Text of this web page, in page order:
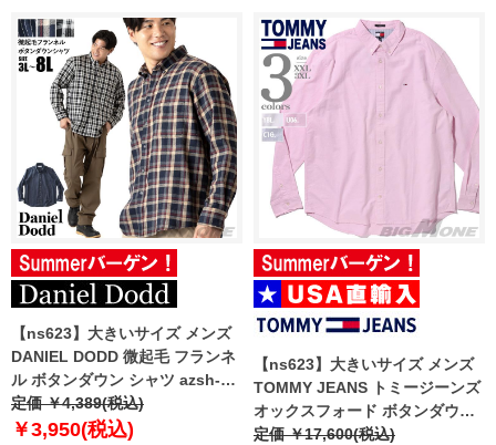
【ns623】大きいサイズ メンズ
DANIEL DODD 微起毛 フランネ
ル ボタンダウン シャツ azsh-
250408 【t2502】
定価 ￥4,389(税込)
￥3,950(税込)
【ns623】大きいサイズ メンズ
TOMMY JEANS トミージーンズ
オックスフォード ボタンダウン
シャツ USA直輸入
定価 ￥17,600(税込)